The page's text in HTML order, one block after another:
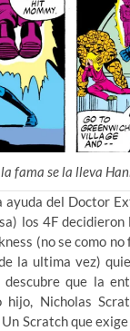
fama se la lleva
ayuda del Doctor
los 4F
(no se como
la ultima vez)
que la
hijo, Nicholas
Scratch que